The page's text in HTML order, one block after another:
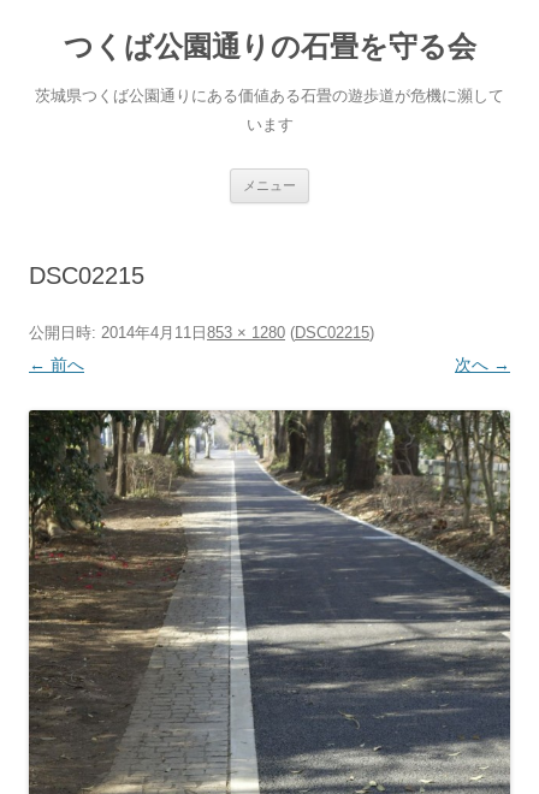
へ
ス
つくば公園通りの石畳を守る会
茨城県つくば公園通りにある価値ある石畳の遊歩道が危機に瀕して
います
メニュー
DSC02215
公開日時: 2014年4月11日 853 × 1280 (DSC02215)
← 前へ 次へ →